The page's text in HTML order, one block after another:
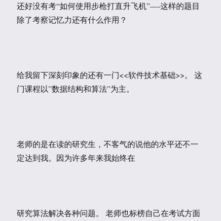
还好没有考“如何使用步枪打直升飞机”—-这样的题目
除了考察记忆力还有什么作用？
给我留下深刻印象的还有一门<<软件技术基础>>。 这
门课程以”数据结构和算法”为主。
老师的是在读的研究生，不客气的说他的水平还不一
定达到我。因为许多年来我始终在
研究算法解决各种问题。 老师也标榜自己在考试方面